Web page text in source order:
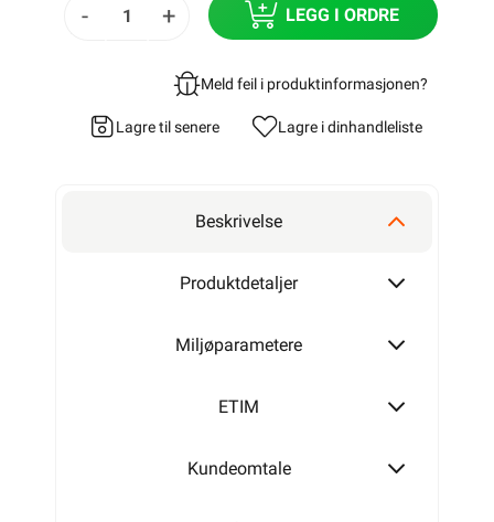
- + LEGG I ORDRE
Meld feil i produktinformasjonen?
Lagre til senere Lagre i dinhandleliste
Beskrivelse
Produktdetaljer
Miljøparametere
ETIM
Kundeomtale